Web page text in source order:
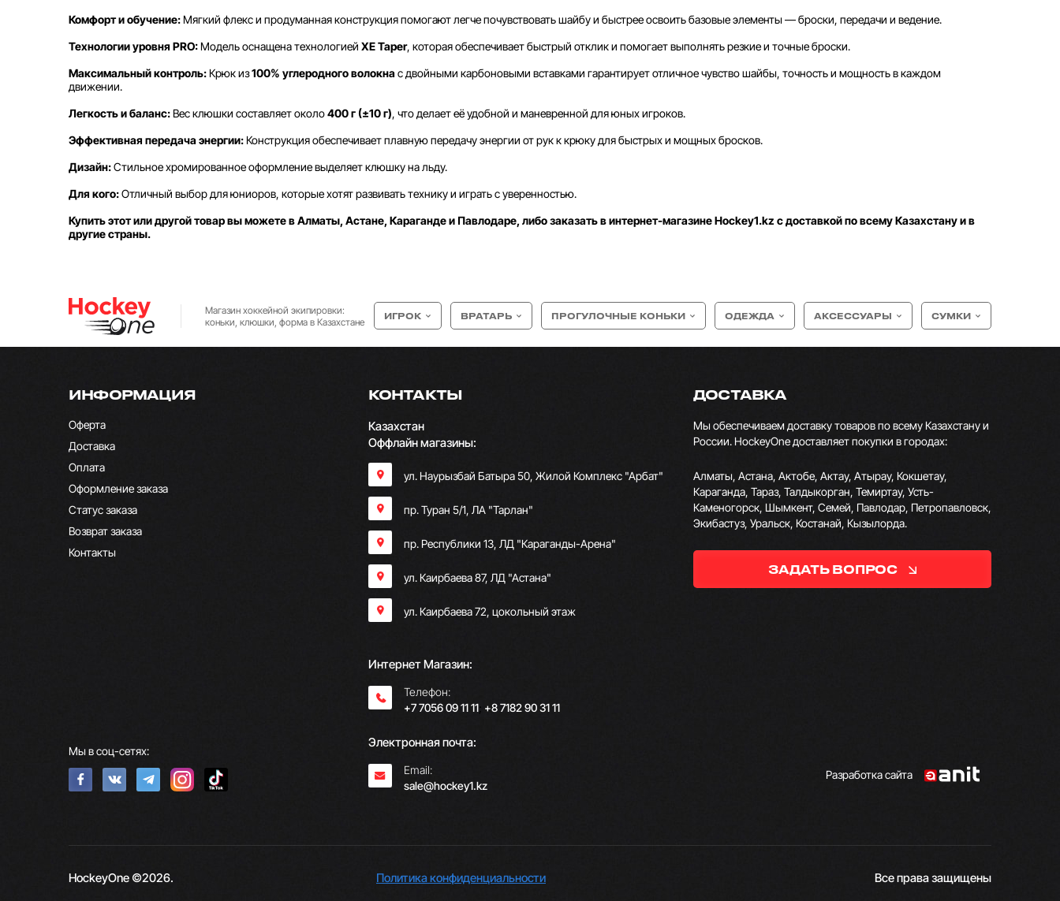
Комфорт и обучение:Мягкий флекс и продуманная конструкция помогают легче почувствовать шайбу и быстрее освоить базовые элементы — броски, передачи и ведение.
Технологии уровня PRO:Модель оснащена технологией XE Taper, которая обеспечивает быстрый отклик и помогает выполнять резкие и точные броски.
Максимальный контроль:Крюк из100% углеродного волокнас двойными карбоновыми вставками гарантирует отличное чувство шайбы, точность и мощность в каждом
движении.
Легкость и баланс:Вес клюшки составляет около400 г (±10 г), что делает её удобной и маневренной для юных игроков.
Эффективная передача энергии:Конструкция обеспечивает плавную передачу энергии от рук к крюку для быстрых и мощных бросков.
Дизайн:Стильное хромированное оформление выделяет клюшку на льду.
Для кого:Отличный выбор для юниоров, которые хотят развивать технику и играть с уверенностью.
Купить этот или другой товар вы можете в Алматы, Астане, Караганде и Павлодаре, либо заказать в интернет-магазине Hockey1.kz с доставкой по всему Казахстану и в
другие страны.
Магазин хоккейной экипировки:
коньки, клюшки, форма в Казахстане
ИГРОК ВРАТАРЬ ПРОГУЛОЧНЫЕ КОНЬКИ ОДЕЖДА АКСЕССУАРЫ СУМКИ
ИНФОРМАЦИЯ
Оферта
Доставка
Оплата
Оформление заказа
Статус заказа
Возврат заказа
Контакты
Мы в соц-сетях:
КОНТАКТЫ
Казахстан
Оффлайн магазины:
ул. Наурызбай Батыра 50, Жилой Комплекс "Арбат"
пр. Туран 5/1, ЛА "Тарлан"
пр. Республики 13, ​ЛД "Караганды-Арена"
ул. Каирбаева 87, ЛД "Астана"
ул. Каирбаева 72, цокольный этаж
Интернет Магазин:
Телефон:
+7 7056 09 11 11; +8 7182 90 31 11
Электронная почта:
Email:
sale@hockey1.kz
ДОСТАВКА
Мы обеспечиваем доставку товаров по всему Казахстану и
России. HockeyOne доставляет покупки в городах:
Алматы, Астана, Актобе, Актау, Атырау, Кокшетау,
Караганда, Тараз, Талдыкорган, Темиртау, Усть-
Каменогорск, Шымкент, Семей, Павлодар, Петропавловск,
Экибастуз, Уральск, Костанай, Кызылорда.
ЗАДАТЬ ВОПРОС
Разработка сайта
HockeyOne ©2026. Политика конфиденциальности Все права защищены